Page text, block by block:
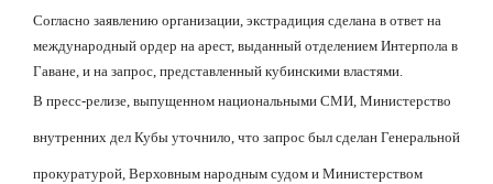
Согласно заявлению организации, экстрадиция сделана в ответ на
международный ордер на арест, выданный отделением Интерпола в
Гаване, и на запрос, представленный кубинскими властями.
В пресс-релизе, выпущенном национальными СМИ, Министерство
внутренних дел Кубы уточнило, что запрос был сделан Генеральной
прокуратурой, Верховным народным судом и Министерством